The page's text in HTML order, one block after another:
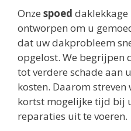
Onze spoed daklekkage
ontworpen om u
dat uw dakprobleem
opgelost. We begrijpen
tot verdere schade aan
kosten. Daarom
kortst mogelijke tijd bij
reparaties uit te voeren.